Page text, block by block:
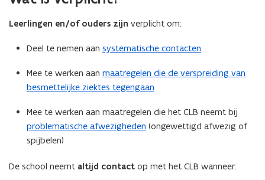
Leerlingen en/of ouders zijn verplicht om:
Deel te nemen aan systematische contacten
Mee te werken aan maatregelen die de verspreiding van
besmettelijke ziektes tegengaan
Mee te werken aan maatregelen die het CLB neemt bij
problematische afwezigheden (ongewettigd afwezig of
spijbelen)
De school neemt altijd contact op met het CLB wanneer: